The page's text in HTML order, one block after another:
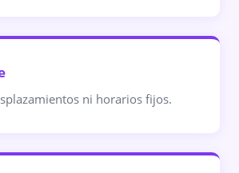
ni horarios fijos.